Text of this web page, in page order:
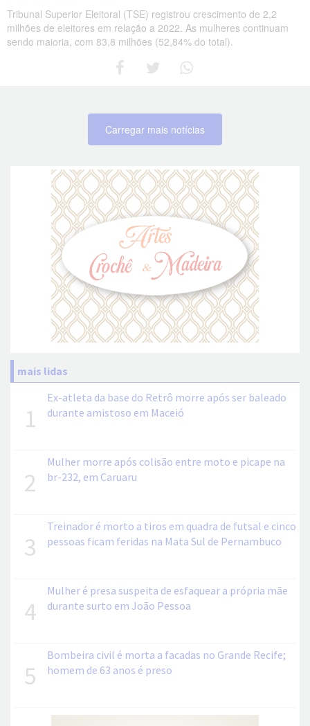
Tribunal Superior Eleitoral (TSE) registrou crescimento de 2,2
milhões de eleitores em relação a 2022. As mulheres continuam
sendo maioria, com 83,8 milhões (52,84% do total).
Carregar mais notícias
mais lidas
1
Ex-atleta da base do Retrô morre após ser baleado
durante amistoso em Maceió
2
Mulher morre após colisão entre moto e picape na
br-232, em Caruaru
3
Treinador é morto a tiros em quadra de futsal e cinco
pessoas ficam feridas na Mata Sul de Pernambuco
4
Mulher é presa suspeita de esfaquear a própria mãe
durante surto em João Pessoa
5
Bombeira civil é morta a facadas no Grande Recife;
homem de 63 anos é preso